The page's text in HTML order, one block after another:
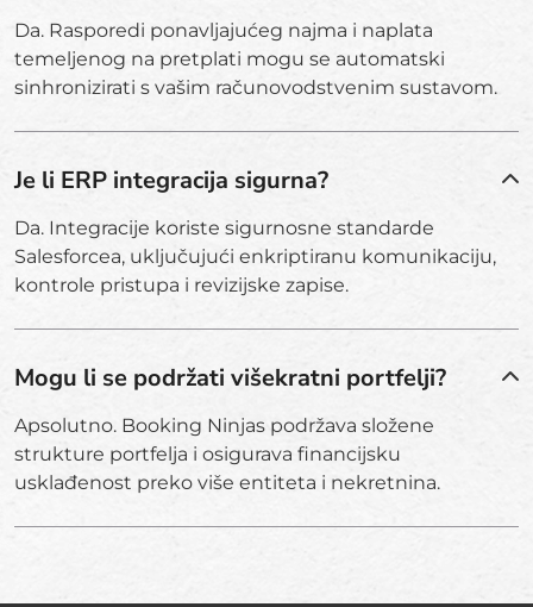
Da. Rasporedi ponavljajućeg najma i naplata
temeljenog na pretplati mogu se automatski
sinhronizirati s vašim računovodstvenim sustavom.
Je li ERP integracija sigurna?
Da. Integracije koriste sigurnosne standarde
Salesforcea, uključujući enkriptiranu komunikaciju,
kontrole pristupa i revizijske zapise.
Mogu li se podržati višekratni portfelji?
Apsolutno. Booking Ninjas podržava složene
strukture portfelja i osigurava financijsku
usklađenost preko više entiteta i nekretnina.